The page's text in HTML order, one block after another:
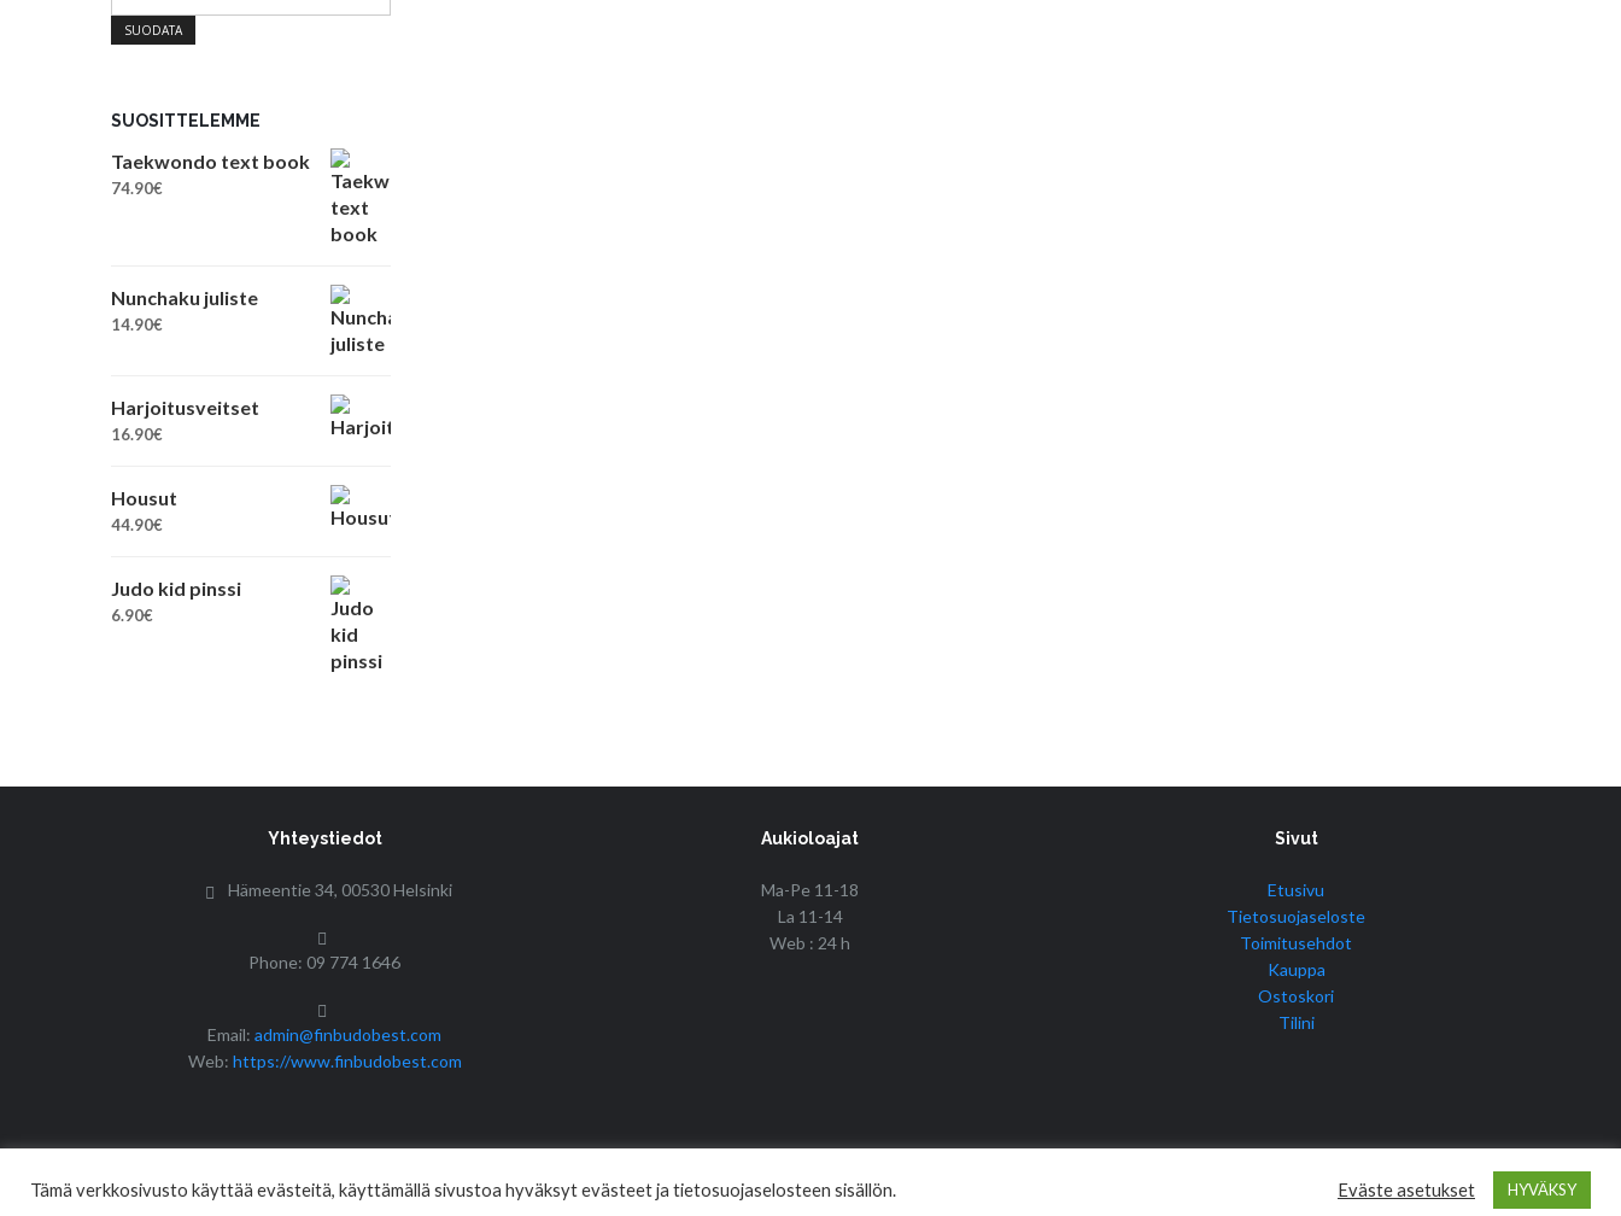
SUODATA
SUOSITTELEMME
Taekwondo text book
74.90€
Nunchaku juliste
14.90€
Harjoitusveitset
16.90€
Housut
44.90€
Judo kid pinssi
6.90€
Yhteystiedot
Hämeentie 34, 00530 Helsinki
Phone: 09 774 1646
Email:admin@finbudobest.com
Web: https://www.finbudobest.com
Aukioloajat
Ma-Pe 11-18
La 11-14
Web : 24 h
Sivut
Etusivu
Tietosuojaseloste
Toimitusehdot
Kauppa
Ostoskori
Tilini
© Copyright 2017 Fin Budo Best | Golden Tiger
Tämä verkkosivusto käyttää evästeitä, käyttämällä sivustoa hyväksyt evästeet ja tietosuojaselosteen sisällön. Eväste asetukset HYVÄKSY